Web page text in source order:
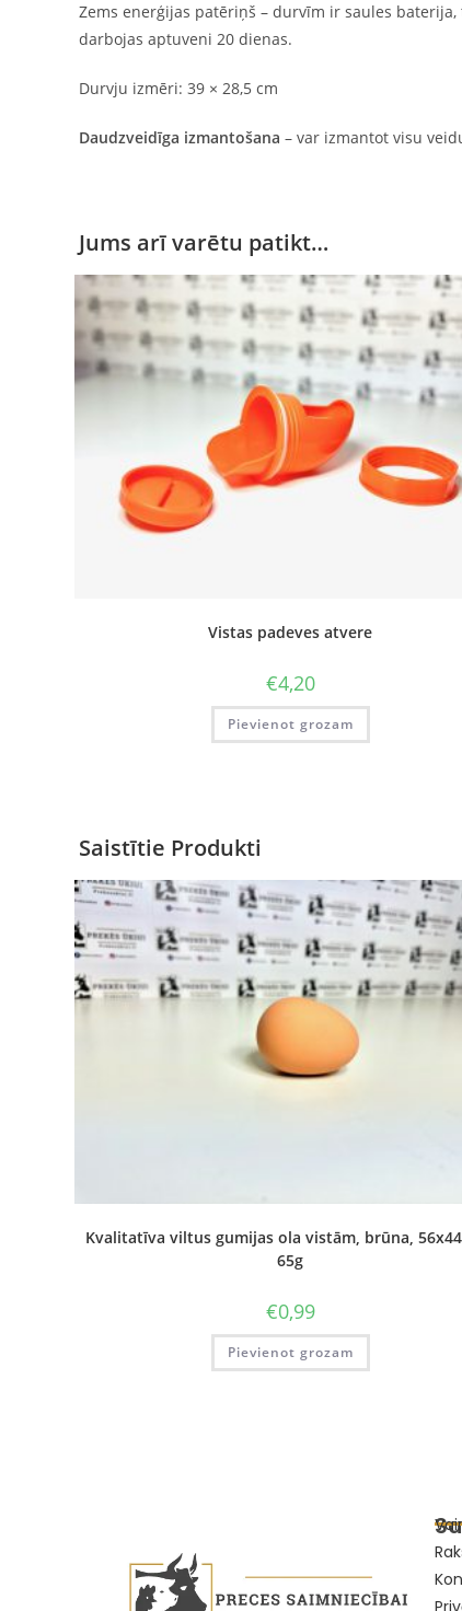
Zems enerģijas patēriņš – durvīm ir saules
darbojas aptuveni 20 dienas.
Durvju izmēri: 39 × 28,5 cm
Daudzveidīga izmantošana – var izmantot visu
Jums arī varētu patikt…
Vistas padeves atvere
€4,20
Pievienot grozam
Saistītie Produkti
Kvalitatīva viltus gumijas ola vistām, brūna,
65g
€0,99
Pievienot grozam